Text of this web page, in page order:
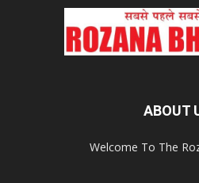
ABOUT
Welcome To The